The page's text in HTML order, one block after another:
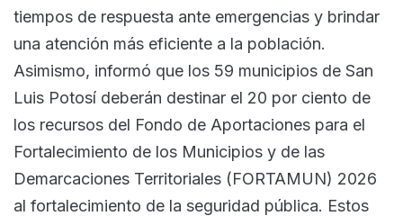
tiempos de respuesta ante emergencias y brindar
una atención más eficiente a la población.
Asimismo, informó que los 59 municipios de San
Luis Potosí deberán destinar el 20 por ciento de
los recursos del Fondo de Aportaciones para el
Fortalecimiento de los Municipios y de las
Demarcaciones Territoriales (FORTAMUN) 2026
al fortalecimiento de la seguridad pública. Estos